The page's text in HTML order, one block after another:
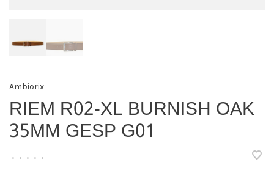
Ambiorix
RIEM R02-XL BURNISH OAK
35MM GESP G01
• • • • •